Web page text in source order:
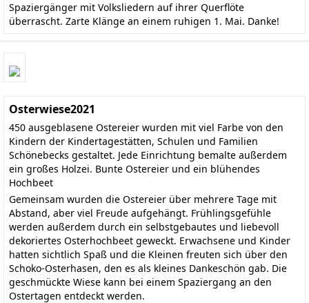
Spaziergänger mit Volksliedern auf ihrer Querflöte
überrascht. Zarte Klänge an einem ruhigen 1. Mai. Danke!
Osterwiese2021
450 ausgeblasene Ostereier wurden mit viel Farbe von den
Kindern der Kindertagestätten, Schulen und Familien
Schönebecks gestaltet. Jede Einrichtung bemalte außerdem
ein großes Holzei. Bunte Ostereier und ein blühendes
Hochbeet
Gemeinsam wurden die Ostereier über mehrere Tage mit
Abstand, aber viel Freude aufgehängt. Frühlingsgefühle
werden außerdem durch ein selbstgebautes und liebevoll
dekoriertes Osterhochbeet geweckt. Erwachsene und Kinder
hatten sichtlich Spaß und die Kleinen freuten sich über den
Schoko-Osterhasen, den es als kleines Dankeschön gab. Die
geschmückte Wiese kann bei einem Spaziergang an den
Ostertagen entdeckt werden.